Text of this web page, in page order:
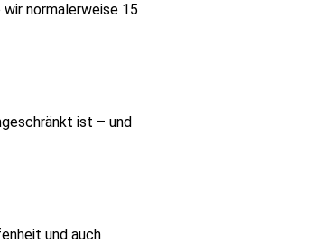
normalerweise 15
ist – und
und auch